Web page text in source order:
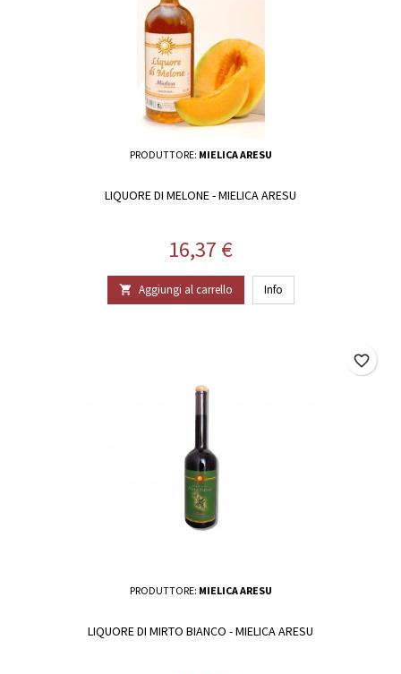
PRODUTTORE: MIELICA ARESU
LIQUORE DI MELONE - MIELICA ARESU
Prezzo
16,37 €
 Aggiungi al carrello Info
PRODUTTORE: MIELICA ARESU
LIQUORE DI MIRTO BIANCO - MIELICA ARESU
favorite_border